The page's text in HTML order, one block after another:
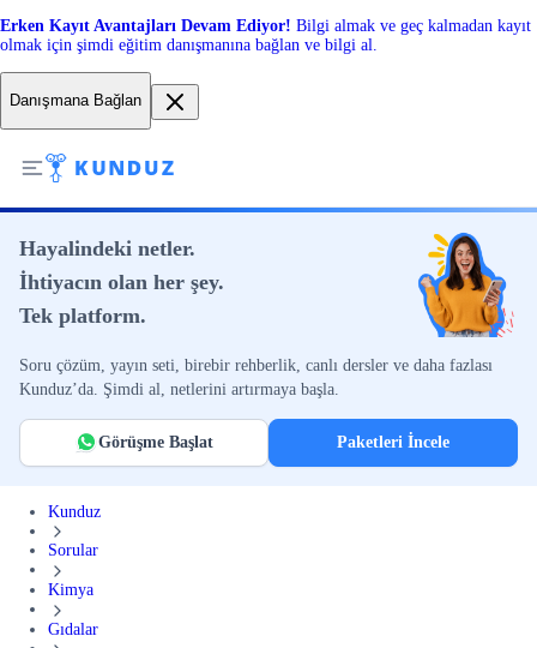
Erken Kayıt Avantajları Devam Ediyor! Bilgi almak ve geç kalmadan kayıt
olmak için şimdi eğitim danışmanına bağlan ve bilgi al.
Danışmana Bağlan
Hayalindeki netler.
İhtiyacın olan her şey.
Tek platform.
Soru çözüm, yayın seti, birebir rehberlik, canlı dersler ve daha fazlası
Kunduz’da. Şimdi al, netlerini artırmaya başla.
Görüşme Başlat Paketleri İncele
Kunduz
Sorular
Kimya
Gıdalar